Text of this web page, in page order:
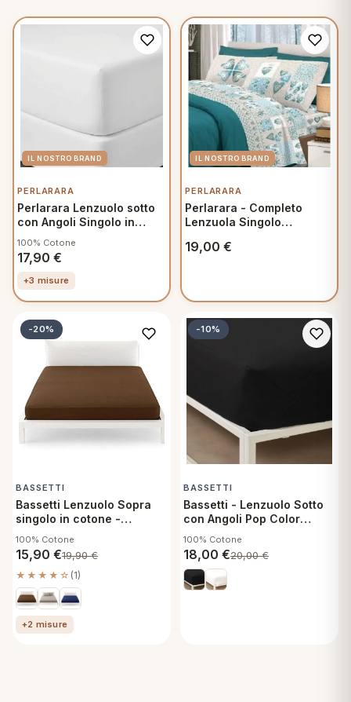
PERLARARA
Perlarara Lenzuolo sotto
con Angoli Singolo in
90x200 cm Bianco
100% Cotone
17,90 €
+3 misure
PERLARARA
Perlarara - Completo
Lenzuola Singolo
Primavera Verde
19,00 €
-20%
BASSETTI
Bassetti Lenzuolo Sopra
singolo in cotone -
100% Cotone
15,90 €19,90€
★★★★☆ (1)
+2 misure
-10%
BASSETTI
Bassetti - Lenzuolo Sotto
con Angoli Pop Color
Ardesia G1
100% Cotone
18,00 €20,00€